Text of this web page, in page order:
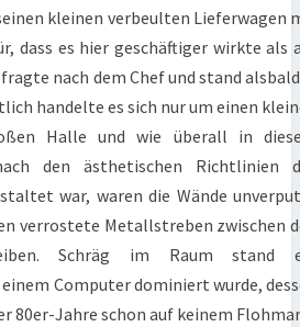
kleinen verbeulten Lieferwagen
dass es hier geschäftiger wirkte als
nach dem Chef und stand
handelte es sich nur um einen
Halle und wie überall in
den ästhetischen Richtlinien
war, waren die Wände
verrostete Metallstreben zwischen
Schräg im Raum stand
Computer dominiert wurde,
80er-Jahre schon auf keinem